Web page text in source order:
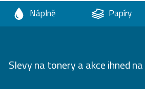
Náplně Papíry
Slevy na tonery a akce ihned